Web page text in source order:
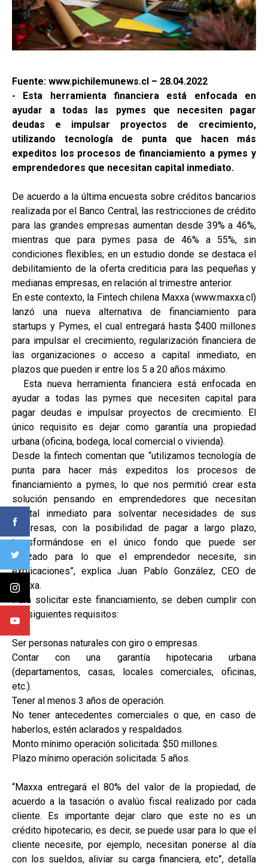
Fuente: www.pichilemunews.cl – 28.04.2022
- Esta herramienta financiera está enfocada en
ayudar a todas las pymes que necesiten pagar
deudas e impulsar proyectos de crecimiento,
utilizando tecnología de punta que hacen más
expeditos los procesos de financiamiento a pymes y
emprendedores que necesitan capital inmediato.
De acuerdo a la última encuesta sobre créditos bancarios
realizada por el Banco Central, las restricciones de crédito
para las grandes empresas aumentan desde 39% a 46%,
mientras que para pymes pasa de 46% a 55%, sin
condiciones flexibles; en un estudio donde se destaca el
debilitamiento de la oferta crediticia para las pequeñas y
medianas empresas, en relación al trimestre anterior.
En este contexto, la Fintech chilena Maxxa (www.maxxa.cl)
lanzó una nueva alternativa de financiamiento para
startups y Pymes, el cual entregará hasta $400 millones
para impulsar el crecimiento, regularización financiera de
las organizaciones o acceso a capital inmediato, en
plazos que pueden ir entre los 5 a 20 años máximo.
Esta nueva herramienta financiera está enfocada en
ayudar a todas las pymes que necesiten capital para
pagar deudas e impulsar proyectos de crecimiento. El
único requisito es dejar como garantía una propiedad
urbana (oficina, bodega, local comercial o vivienda).
Desde la fintech comentan que “utilizamos tecnología de
punta para hacer más expeditos los procesos de
financiamiento a pymes, lo que nos permitió crear esta
solución pensando en emprendedores que necesitan
capital inmediato para solventar necesidades de sus
empresas, con la posibilidad de pagar a largo plazo,
transformándose en el único fondo que puede ser
utilizado para lo que el emprendedor necesite, sin
explicaciones”, explica Juan Pablo González, CEO de
Maxxa.
Para solicitar este financiamiento, se deben cumplir con
los siguientes requisitos:
Ser personas naturales con giro o empresas.
Contar con una garantía hipotecaria urbana
(departamentos, casas, locales comerciales, oficinas,
etc.).
Tener al menos 3 años de operación.
No tener antecedentes comerciales o que, en caso de
haberlos, estén aclarados y respaldados.
Monto mínimo operación solicitada: $50 millones.
Plazo mínimo operación solicitada: 5 años.
“Maxxa entregará el 80% del valor de la propiedad, de
acuerdo a la tasación o avalúo fiscal realizado por cada
cliente. Es importante dejar claro que este no es un
crédito hipotecario; es decir, se puede usar para lo que el
cliente necesite, por ejemplo, necesitan ponerse al día
con los sueldos, aliviar su carga financiera, etc”, detalla